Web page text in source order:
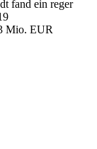
fand ein reger
Mio. EUR